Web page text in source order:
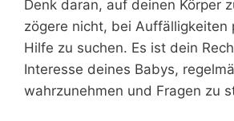
Denk daran, auf deinen Körper
zögere nicht, bei Auffälligkeiten
Hilfe zu suchen. Es ist dein
Interesse deines Babys,
wahrzunehmen und Fragen zu